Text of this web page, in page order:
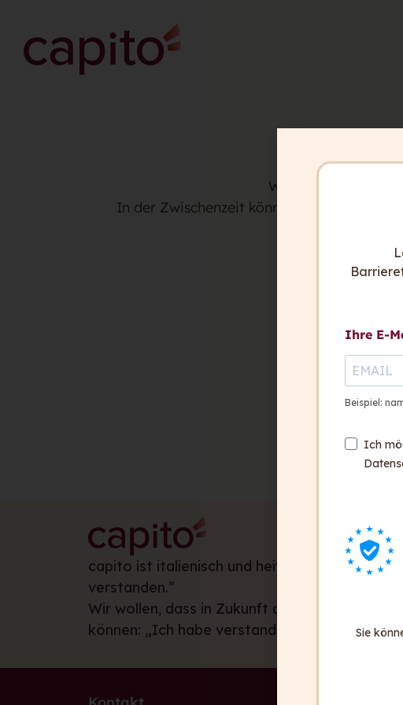
Wir haben Ihre
In der Zwischenzeit können Sie mehr über
capito ist italienisch und heißt: „Ich habe
verstanden.”
Wir wollen, dass in Zukunft alle Menschen
können: „Ich habe verstanden.”
Ihre E-
Beispiel:
Ich
Sie